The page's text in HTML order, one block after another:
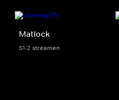
Matlock
S1-2 streamen